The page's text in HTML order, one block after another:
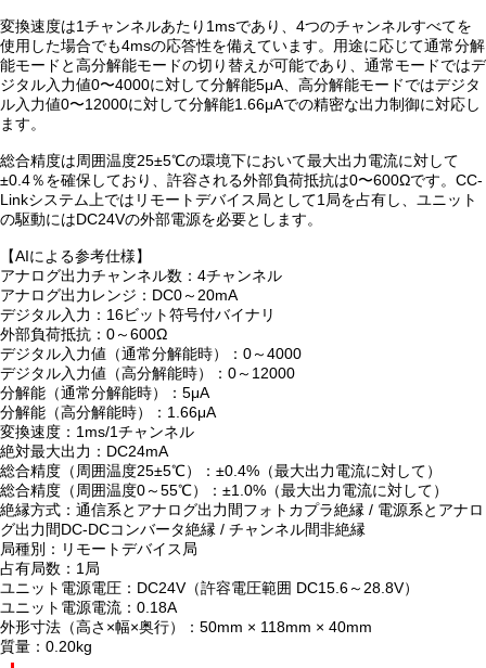
変換速度は1チャンネルあたり1msであり、4つのチャンネルすべてを
使用した場合でも4msの応答性を備えています。用途に応じて通常分解
能モードと高分解能モードの切り替えが可能であり、通常モードではデ
ジタル入力値0〜4000に対して分解能5μA、高分解能モードではデジタ
ル入力値0〜12000に対して分解能1.66μAでの精密な出力制御に対応し
ます。
総合精度は周囲温度25±5℃の環境下において最大出力電流に対して
±0.4％を確保しており、許容される外部負荷抵抗は0〜600Ωです。CC-
Linkシステム上ではリモートデバイス局として1局を占有し、ユニット
の駆動にはDC24Vの外部電源を必要とします。
【AIによる参考仕様】
アナログ出力チャンネル数：4チャンネル
アナログ出力レンジ：DC0～20mA
デジタル入力：16ビット符号付バイナリ
外部負荷抵抗：0～600Ω
デジタル入力値（通常分解能時）：0～4000
デジタル入力値（高分解能時）：0～12000
分解能（通常分解能時）：5μA
分解能（高分解能時）：1.66μA
変換速度：1ms/1チャンネル
絶対最大出力：DC24mA
総合精度（周囲温度25±5℃）：±0.4%（最大出力電流に対して）
総合精度（周囲温度0～55℃）：±1.0%（最大出力電流に対して）
絶縁方式：通信系とアナログ出力間フォトカプラ絶縁 / 電源系とアナロ
グ出力間DC-DCコンバータ絶縁 / チャンネル間非絶縁
局種別：リモートデバイス局
占有局数：1局
ユニット電源電圧：DC24V（許容電圧範囲 DC15.6～28.8V）
ユニット電源電流：0.18A
外形寸法（高さ×幅×奥行）：50mm × 118mm × 40mm
質量：0.20kg